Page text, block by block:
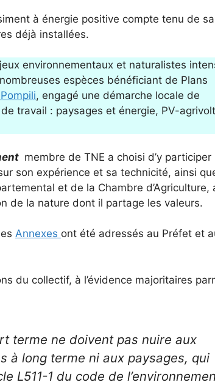
à énergie positive compte tenu de sa
déjà installées.
environnementaux et naturalistes
espèces bénéficiant de Plans
, engagé une démarche locale de
travail : paysages et énergie, PV-
membre de TNE a choisi d’y participer
son expérience et sa technicité, ainsi
et de la Chambre d’Agriculture,
de la nature dont il partage les valeurs.
Annexes ont été adressés au Préfet et
du collectif, à l’évidence majoritaires
terme ne doivent pas nuire aux
à long terme ni aux paysages, qui
L511-1 du code de